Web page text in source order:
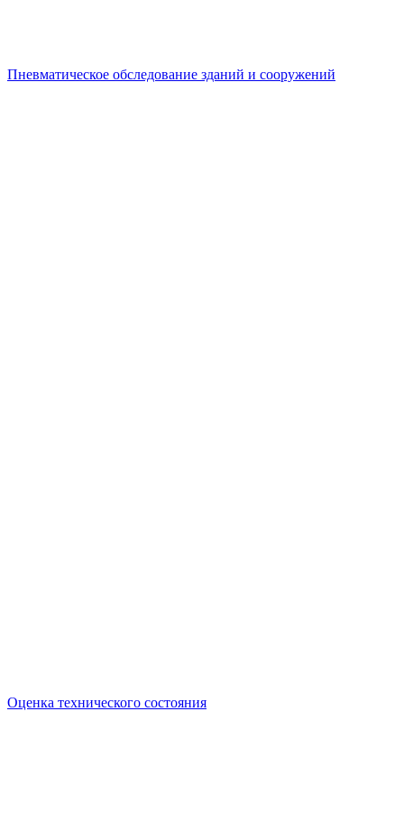
Пневматическое обследование зданий и сооружений
Оценка технического состояния